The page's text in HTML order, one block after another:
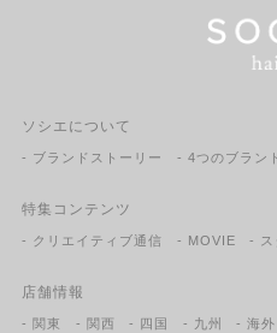
ソシエについて
- ブランドストーリー - 4つのブラン
特集コンテンツ
- クリエイティブ通信 - MOVIE - ス
店舗情報
- 関東 - 関西 - 四国 - 九州 - 海外